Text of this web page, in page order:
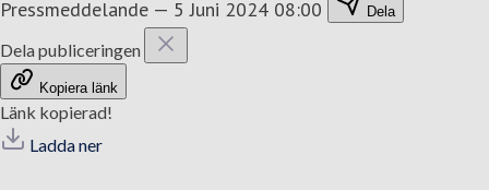
Pressmeddelande — 5 Juni 2024 08:00 Dela
Dela publiceringen
Kopiera länk
Länk kopierad!
Ladda ner